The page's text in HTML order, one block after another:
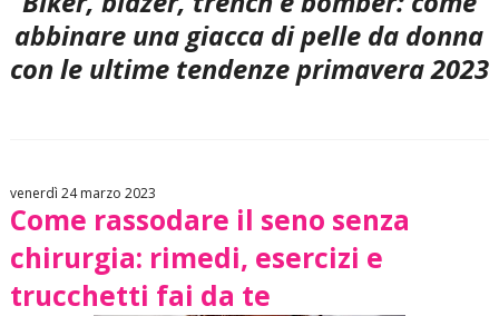
abbinare una giacca di pelle da donna
con le ultime tendenze primavera 2023
venerdì 24 marzo 2023
Come rassodare il seno senza
chirurgia: rimedi, esercizi e
trucchetti fai da te